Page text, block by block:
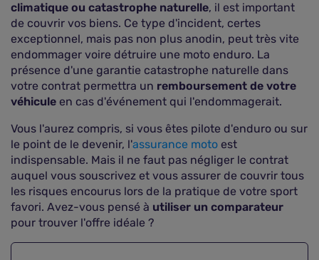
climatique ou catastrophe naturelle, il est important
de couvrir vos biens. Ce type d'incident, certes
exceptionnel, mais pas non plus anodin, peut très vite
endommager voire détruire une moto enduro. La
présence d'une garantie catastrophe naturelle dans
votre contrat permettra un remboursement de votre
véhicule en cas d'événement qui l'endommagerait.
Vous l'aurez compris, si vous êtes pilote d'enduro ou sur
le point de le devenir, l'assurance moto est
indispensable. Mais il ne faut pas négliger le contrat
auquel vous souscrivez et vous assurer de couvrir tous
les risques encourus lors de la pratique de votre sport
favori. Avez-vous pensé à utiliser un comparateur
pour trouver l'offre idéale ?